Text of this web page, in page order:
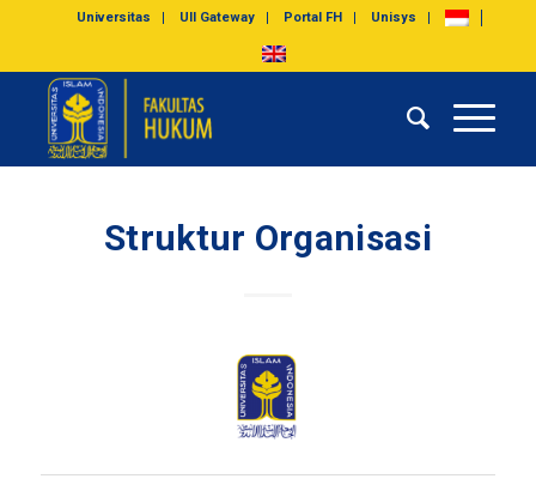
Universitas UII Gateway Portal FH Unisys
Struktur Organisasi